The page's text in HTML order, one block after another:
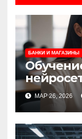
БАНКИ И МАГАЗИНЫ
МАР 26, 2026